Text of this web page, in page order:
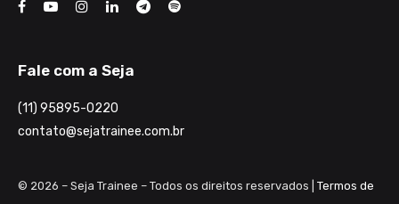
Fale com a Seja
(11) 95895-0220
contato@sejatrainee.com.br
© 2026 – Seja Trainee – Todos os direitos reservados | Termos de